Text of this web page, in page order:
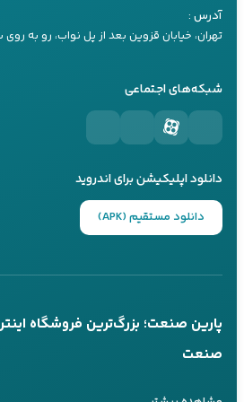
راهنمای خرید اینورتر
راهنما های کاربردی
آدرس :
تهران، خیابان قزوین بعد از پل نواب، رو به روی
شبکه‌های اجتماعی
دانلود اپلیکیشن برای اندروید
دانلود مستقیم (APK)
پارین صنعت؛ بزرگ‌ترین فروشگاه
صنعت
تماس تلفنی بله
کارشناس ۳
09197660249
پاسخگویی 24 ساعته از طریق بله
تماس تلفنی در ساعات کاری
کانال بله
@parinsanat
کانال تلگرام
@parinsanat